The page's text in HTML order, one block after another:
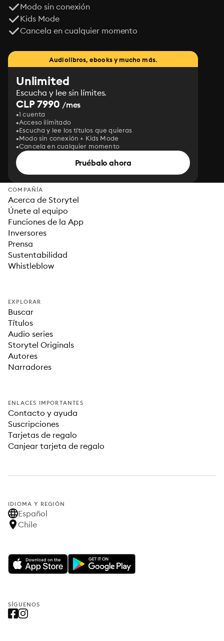
Modo sin conexión
Kids Mode
Cancela en cualquier momento
Audiolibros, ebooks y mucho más.
Unlimited
Escucha y lee sin límites.
CLP 7990 /mes
1 cuenta
Acceso ilimitado
Escucha y lee los títulos que quieras
Modo sin conexión + Kids Mode
Cancela en cualquier momento
Pruébalo ahora
COMPAÑÍA
Acerca de Storytel
Únete al equipo
Funciones de la App
Inversores
Prensa
Sustentabilidad
Whistleblow
EXPLORAR
Buscar
Títulos
Audio series
Storytel Originals
Autores
Narradores
ENLACES IMPORTANTES
Contacto y ayuda
Suscripciones
Tarjetas de regalo
Canjear tarjeta de regalo
IDIOMA Y REGIÓN
Español
Chile
SÍGUENOS